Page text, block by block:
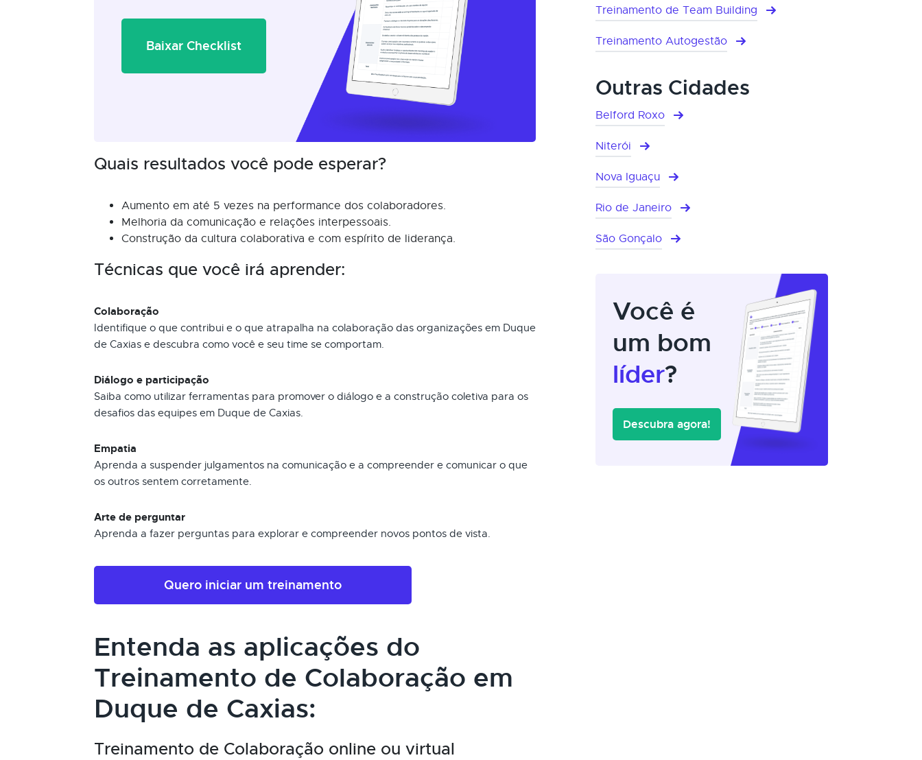
Baixar Checklist
Quais resultados você pode esperar?
Aumento em até 5 vezes na performance dos colaboradores.
Melhoria da comunicação e relações interpessoais.
Construção da cultura colaborativa e com espírito de liderança.
Técnicas que você irá aprender:
Colaboração
Identifique o que contribui e o que atrapalha na colaboração das organizações em Duque
de Caxias e descubra como você e seu time se comportam.
Diálogo e participação
Saiba como utilizar ferramentas para promover o diálogo e a construção coletiva para os
desafios das equipes em Duque de Caxias.
Empatia
Aprenda a suspender julgamentos na comunicação e a compreender e comunicar o que
os outros sentem corretamente.
Arte de perguntar
Aprenda a fazer perguntas para explorar e compreender novos pontos de vista.
Quero iniciar um treinamento
Entenda as aplicações do
Treinamento de Colaboração em
Duque de Caxias:
Treinamento de Colaboração online ou virtual
Treinamento de Team Building
Treinamento Autogestão
Outras Cidades
Belford Roxo
Niterói
Nova Iguaçu
Rio de Janeiro
São Gonçalo
Você é
um bom
líder?
Descubra agora!